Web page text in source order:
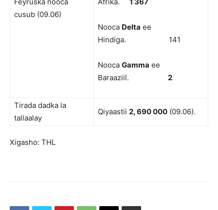
cusub (09.06)
Nooca Delta ee
Hindiga. 141
Nooca Gamma ee
Baraaziil. 2
Tirada dadka la
tallaalay
Qiyaastii 2, 690 000 (09.06).
Xigasho: THL